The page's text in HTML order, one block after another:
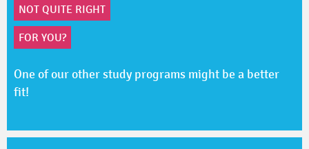
NOT QUITE RIGHT
FOR YOU?
One of our other study programs might be a better
fit!